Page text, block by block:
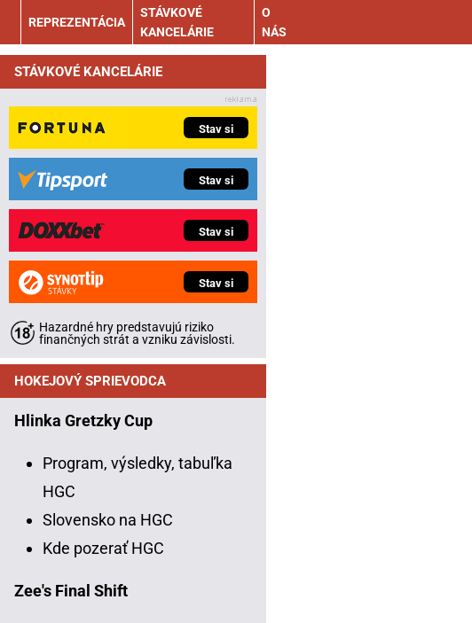
REPREZENTÁCIA
STÁVKOVÉ
KANCELÁRIE
O
NÁS
STÁVKOVÉ KANCELÁRIE
Stav si
Stav si
Stav si
Stav si
Hazardné hry predstavujú riziko
finančných strát a vzniku závislosti.
HOKEJOVÝ SPRIEVODCA
Hlinka Gretzky Cup
Program, výsledky, tabuľka
HGC
Slovensko na HGC
Kde pozerať HGC
Zee's Final Shift